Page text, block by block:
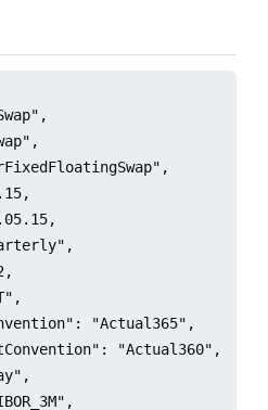
"Actual365",
"Actual360",